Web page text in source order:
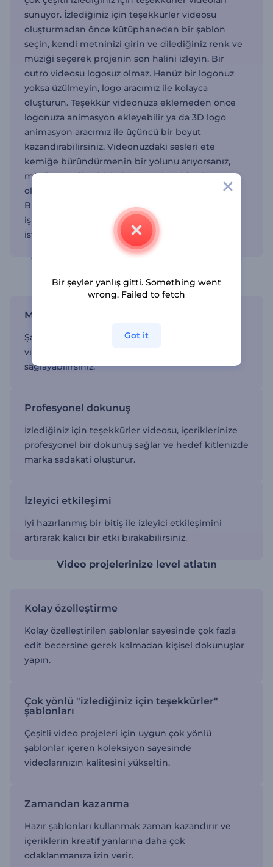
sunuyor. İzlediğiniz için teşekkürler videosu
oluşturmadan önce kütüphaneden bir şablon
seçin, kendi metninizi girin ve dilediğiniz renk ve
müziği seçerek projenin son halini izleyin. Bir
outro videosu logosuz olmaz. Henüz bir logonuz
yoksa üzülmeyin, logo aracımız ile kolayca
oluşturun. Teşekkür videonuza eklemeden önce
logonuza animasyon ekleyebilir ya da 3D logo
animasyon aracımız ile üçüncü bir boyut
kazandırabilirsiniz. Videonuzdaki sesleri ete
kemiğe büründürmenin bir yolunu arıyorsanız,
müzik görselleştiricimizi deneyin. Video hazır
olduğunda indirin ve projelerinize entegre edin.
Bu şablonlar içerik üreticileri, YouTuberlar,
işletmeler ve videolarını şık bir şekilde bitirmek
isteyenler için.
Videolarınızı "izlediğiniz için teşekkürler"
Marka tutarlılığı
Şablonları özelleştirerek markanızın tüm
videolarda tutarlı bir görünüme sahip olmasını
sağlayabilirsiniz.
Profesyonel dokunuş
İzlediğiniz için teşekkürler videosu, içeriklerinize
profesyonel bir dokunuş sağlar ve hedef kitlenizde
marka sadakati oluşturur.
İzleyici etkileşimi
İyi hazırlanmış bir bitiş ile izleyici etkileşimini
artırarak kalıcı bir etki bırakabilirsiniz.
Video projelerinize level atlatın
Kolay özelleştirme
Kolay özelleştirilen şablonlar sayesinde çok fazla
edit becersine gerek kalmadan kişisel dokunuşlar
yapın.
Çok yönlü "izlediğiniz için teşekkürler"
şablonları
Çeşitli video projeleri için uygun çok yönlü
şablonlar içeren koleksiyon sayesinde
videolarınızın kalitesini yükseltin.
Zamandan kazanma
Hazır şablonları kullanmak zaman kazandırır ve
içeriklerin kreatif yanlarına daha çok
odaklanmanıza izin verir.
Bir şeyler yanlış gitti. Something went
wrong. Failed to fetch
Got it